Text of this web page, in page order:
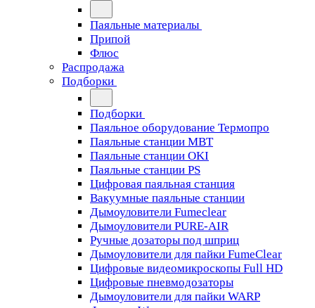
Паяльные материалы
Припой
Флюс
Распродажа
Подборки
Подборки
Паяльное оборудование Термопро
Паяльные станции MBT
Паяльные станции OKI
Паяльные станции PS
Цифровая паяльная станция
Вакуумные паяльные станции
Дымоуловители Fumeclear
Дымоуловители PURE-AIR
Ручные дозаторы под шприц
Дымоуловители для пайки FumeClear
Цифровые видеомикроскопы Full HD
Цифровые пневмодозаторы
Дымоуловители для пайки WARP